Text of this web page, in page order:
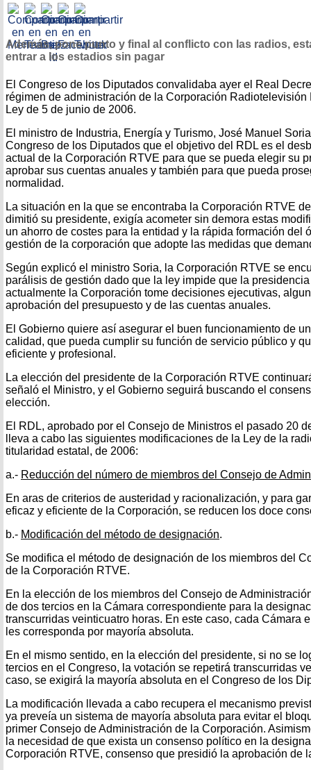
Además, pone punto y final al conflicto con las radios,
entrar a los estadios sin pagar
El Congreso de los Diputados convalidaba ayer el Real
régimen de administración de la Corporación
Ley de 5 de junio de 2006.
El ministro de Industria, Energía y Turismo, José Manuel
Congreso de los Diputados que el objetivo del RDL es el
actual de la Corporación RTVE para que se pueda elegir su
aprobar sus cuentas anuales y también para que pueda
normalidad.
La situación en la que se encontraba la Corporación RTVE
dimitió su presidente, exigía acometer sin demora estas
un ahorro de costes para la entidad y la rápida formación del
gestión de la corporación que adopte las medidas que
Según explicó el ministro Soria, la Corporación RTVE se
parálisis de gestión dado que la ley impide que la
actualmente la Corporación tome decisiones ejecutivas,
aprobación del presupuesto y de las cuentas anuales.
El Gobierno quiere así asegurar el buen funcionamiento de
calidad, que pueda cumplir su función de servicio público y
eficiente y profesional.
La elección del presidente de la Corporación RTVE
señaló el Ministro, y el Gobierno seguirá buscando el
elección.
El RDL, aprobado por el Consejo de Ministros el pasado 20
lleva a cabo las siguientes modificaciones de la Ley de la
titularidad estatal, de 2006:
a.- Reducción del número de miembros del Consejo de
En aras de criterios de austeridad y racionalización, y para
eficaz y eficiente de la Corporación, se reducen los doce
b.- Modificación del método de designación.
Se modifica el método de designación de los miembros del
de la Corporación RTVE.
En la elección de los miembros del Consejo de
de dos tercios en la Cámara correspondiente para la
transcurridas veinticuatro horas. En este caso, cada Cámara
les corresponda por mayoría absoluta.
En el mismo sentido, en la elección del presidente, si no se
tercios en el Congreso, la votación se repetirá transcurridas
caso, se exigirá la mayoría absoluta en el Congreso de los
La modificación llevada a cabo recupera el mecanismo
ya preveía un sistema de mayoría absoluta para evitar el
primer Consejo de Administración de la Corporación.
la necesidad de que exista un consenso político en la
Corporación RTVE, consenso que presidió la aprobación de